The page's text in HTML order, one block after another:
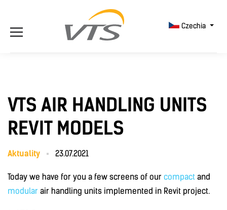
Czechia
VTS AIR HANDLING UNITS
REVIT MODELS
Aktuality 23.07.2021
Today we have for you a few screens of our compact and
modular air handling units implemented in Revit project.